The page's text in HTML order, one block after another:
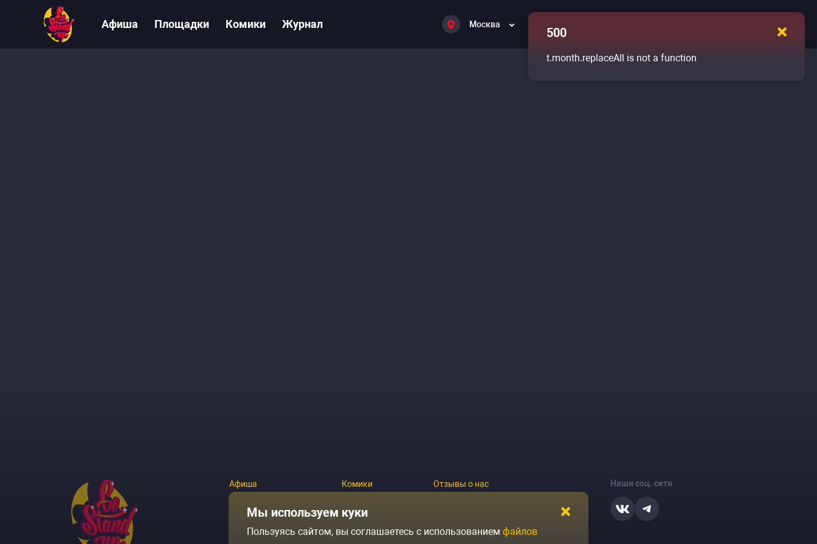
Афиша Площадки Комики Журнал Москва
Афиша
Площадки
Архив событий
Комики
Журнал
Контакты
Отзывы о нас
Политика конфиденциальности
Условия продажи
Наши соц. сети
500
t.month.replaceAll is not a function
Мы используем куки
Пользуясь сайтом, вы соглашаетесь с использованием файлов